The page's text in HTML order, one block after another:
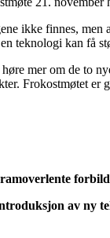
ikke finnes,
teknologi kan få
mer om de to
Frokostmøtet er
av ny